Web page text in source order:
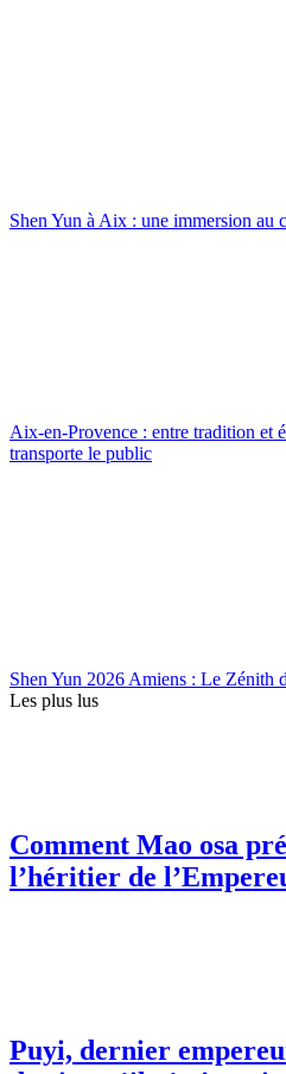
Shen Yun à Aix : une immersion au
Aix-en-Provence : entre tradition et
transporte le public
Shen Yun 2026 Amiens : Le Zénith
Les plus lus
Comment Mao osa
l’héritier de
Puyi, dernier